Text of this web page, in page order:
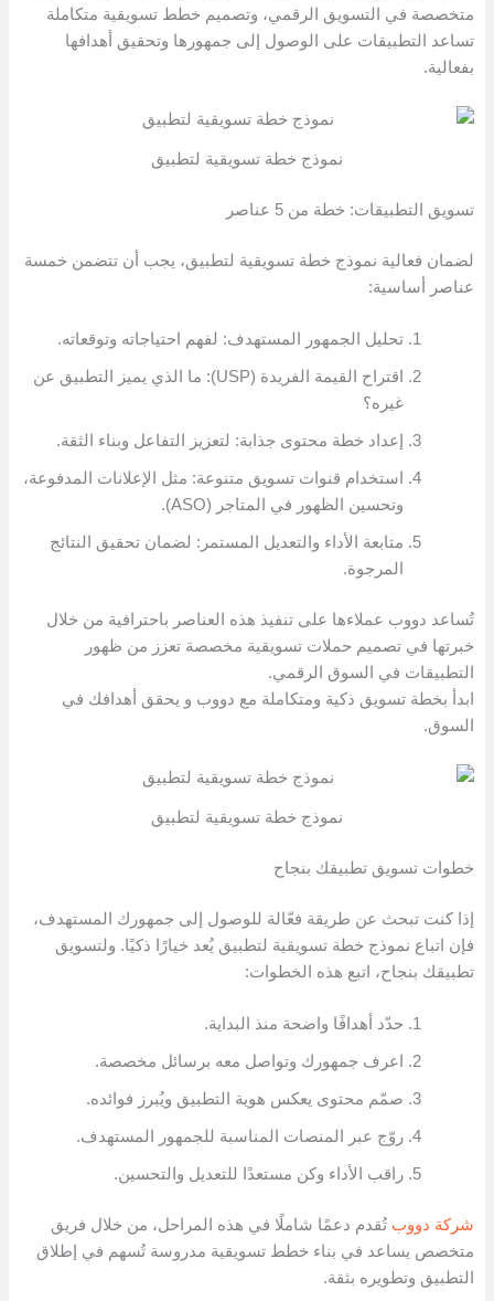
متخصصة في التسويق الرقمي، وتصميم خطط تسويقية متكاملة
تساعد التطبيقات على الوصول إلى جمهورها وتحقيق أهدافها
بفعالية.
نموذج خطة تسويقية لتطبيق
تسويق التطبيقات: خطة من 5 عناصر
لضمان فعالية نموذج خطة تسويقية لتطبيق، يجب أن تتضمن خمسة
عناصر أساسية:
تحليل الجمهور المستهدف: لفهم احتياجاته وتوقعاته.
اقتراح القيمة الفريدة (USP): ما الذي يميز التطبيق عن
غيره؟
إعداد خطة محتوى جذابة: لتعزيز التفاعل وبناء الثقة.
استخدام قنوات تسويق متنوعة: مثل الإعلانات المدفوعة،
وتحسين الظهور في المتاجر (ASO).
متابعة الأداء والتعديل المستمر: لضمان تحقيق النتائج
المرجوة.
تُساعد دووب عملاءها على تنفيذ هذه العناصر باحترافية من خلال
خبرتها في تصميم حملات تسويقية مخصصة تعزز من ظهور
التطبيقات في السوق الرقمي.
ابدأ بخطة تسويق ذكية ومتكاملة مع دووب و يحقق أهدافك في
السوق.
نموذج خطة تسويقية لتطبيق
خطوات تسويق تطبيقك بنجاح
إذا كنت تبحث عن طريقة فعّالة للوصول إلى جمهورك المستهدف،
فإن اتباع نموذج خطة تسويقية لتطبيق يُعد خيارًا ذكيًا. ولتسويق
تطبيقك بنجاح، اتبع هذه الخطوات:
حدّد أهدافًا واضحة منذ البداية.
اعرف جمهورك وتواصل معه برسائل مخصصة.
صمّم محتوى يعكس هوية التطبيق ويُبرز فوائده.
روّج عبر المنصات المناسبة للجمهور المستهدف.
راقب الأداء وكن مستعدًا للتعديل والتحسين.
شركة دووب تُقدم دعمًا شاملًا في هذه المراحل، من خلال فريق
متخصص يساعد في بناء خطط تسويقية مدروسة تُسهم في إطلاق
التطبيق وتطويره بثقة.